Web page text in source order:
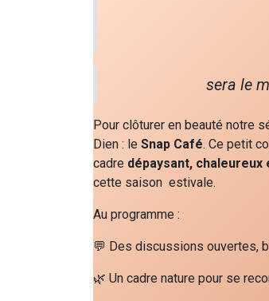
sera le
Pour clôturer en beauté notre
Dien : le Snap Café. Ce petit
cadre dépaysant,
cette saison estivale.
Au programme :
💬 Des discussions ouvertes,
🌿 Un cadre nature pour se